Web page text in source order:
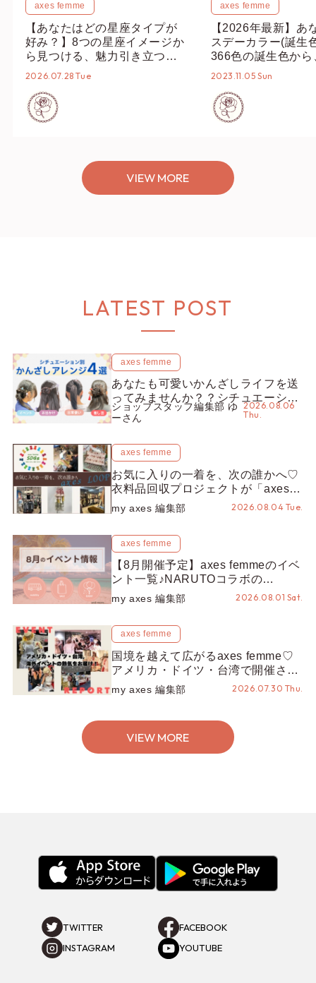
axes femme
【あなたはどの星座タイプが
好み？】8つの星座イメージか
ら見つける、魅力引き立つス
タイリング♡
2026.07.28 Tue
axes femme
【2026年最新】あ
スデーカラー(誕生
366色の誕生色から
誕生色、バースデ
2023.11.05 Sun
VIEW MORE
LATEST POST
axes femme
あなたも可愛いかんざしライフを送
ってみませんか？？シチュエーショ
ン別“かんざし”のオススメ【ショッ
プスタッフ編集部】
ショップスタッフ編集部 ゆ
ーさん
2026.08.06
Thu.
axes femme
お気に入りの一着を、次の誰かへ♡
衣料品回収プロジェクトが「axes
LOOP」にアップデート！活用する
とポイントが手に入る◎
my axes 編集部 2026.08.04 Tue.
axes femme
【8月開催予定】axes femmeのイベ
ント一覧♪NARUTOコラボの
REZEN POPUPから、プチYour
Stage.、ティーパーティまで！8月
my axes 編集部 2026.08.01 Sat.
axes femme
国境を越えて広がるaxes femme♡
アメリカ・ドイツ・台湾で開催され
たイベントをお届け！美沙子さんか
らのコメントも♬【海外イベントレ
my axes 編集部 2026.07.30 Thu.
VIEW MORE
TWITTER
FACEBOOK
INSTAGRAM
YOUTUBE